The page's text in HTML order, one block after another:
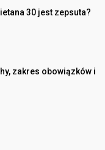
30 jest zepsuta?
zakres obowiązków i